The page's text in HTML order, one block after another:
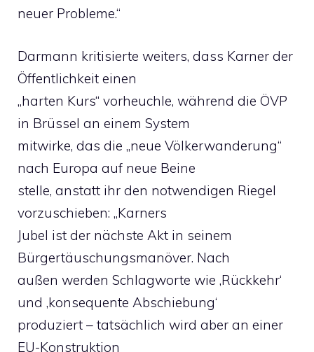
neuer Probleme.“
Darmann kritisierte weiters, dass Karner der
Öffentlichkeit einen
„harten Kurs“ vorheuchle, während die ÖVP
in Brüssel an einem System
mitwirke, das die „neue Völkerwanderung“
nach Europa auf neue Beine
stelle, anstatt ihr den notwendigen Riegel
vorzuschieben: „Karners
Jubel ist der nächste Akt in seinem
Bürgertäuschungsmanöver. Nach
außen werden Schlagworte wie ‚Rückkehr‘
und ‚konsequente Abschiebung‘
produziert – tatsächlich wird aber an einer
EU-Konstruktion